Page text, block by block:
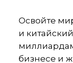
Освойте
и
бизнесе и